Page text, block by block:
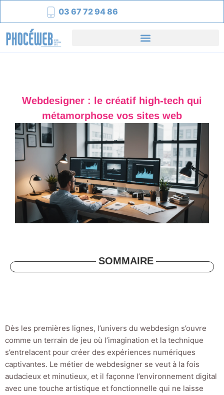
03 67 72 94 86
Webdesigner : le créatif high-tech qui
métamorphose vos sites web
SOMMAIRE
Dès les premières lignes, l’univers du webdesign s’ouvre
comme un terrain de jeu où l’imagination et la technique
s’entrelacent pour créer des expériences numériques
captivantes. Le métier de webdesigner se veut à la fois
audacieux et minutieux, et il façonne l’environnement digital
avec une touche artistique et fonctionnelle qui ne laisse